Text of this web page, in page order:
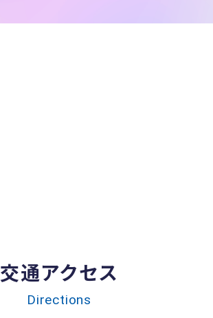
交通アクセス
Directions